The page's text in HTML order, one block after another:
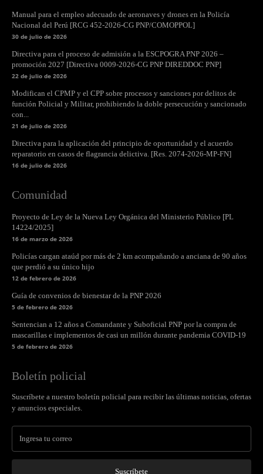
Manual para el empleo adecuado de aeronaves y drones en la Policía
Nacional del Perú [RCG 452-2026-CG PNP/COMOPPOL]
30 de julio de 2026
Directiva para el proceso de admisión a la ESCPOGRA PNP 2026 –
promoción 2027 [Directiva 0009-2026-CG PNP DIREDDOC PNP]
22 de julio de 2026
Modifican el CPMP y el CPP sobre procesos y sanciones por delitos de
función Policial y Militar, prohibiendo la doble persecución y sancionado
con...
21 de julio de 2026
Directiva para la aplicación del principio de oportunidad y el acuerdo
reparatorio en casos de flagrancia delictiva. [Res. 2074-2026-MP-FN]
16 de julio de 2026
Comunidad
Proyecto de Ley de la Nueva Ley Orgánica del Ministerio Público [PL
14224/2025]
16 de marzo de 2026
Policías cargan ataúd por más de 2 km acompañando a anciana de 90 años
que perdió a su único hijo
12 de febrero de 2026
Guía de convenios de bienestar de la PNP 2026
5 de febrero de 2026
Sentencian a 12 años a Comandante y Suboficial PNP por la compra de
mascarillas e implementos de casi un millón durante pandemia COVID-19
5 de febrero de 2026
Boletín policial
Suscríbete a nuestro boletín policial para recibir las últimas noticias, ofertas
y anuncios especiales.
Suscríbete